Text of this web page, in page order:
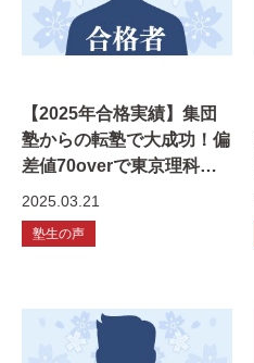
【2025年合格実績】集団
塾からの転塾で大成功！偏
差値70overで東京理科大
学に逆転合格！
2025.03.21
塾生の声